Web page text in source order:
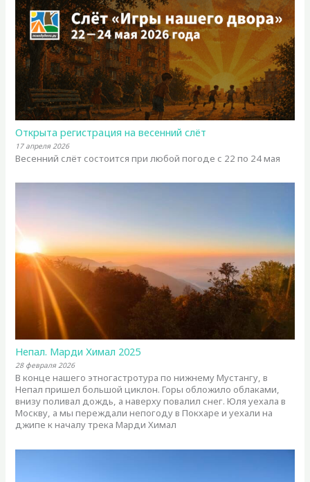
Открыта регистрация на весенний слёт
17 апреля 2026
Весенний слёт состоится при любой погоде с 22 по 24 мая
Непал. Марди Химал 2025
28 февраля 2026
В конце нашего этногастротура по нижнему Мустангу, в
Непал пришел большой циклон. Горы обложило облаками,
внизу поливал дождь, а наверху повалил снег. Юля уехала в
Москву, а мы переждали непогоду в Покхаре и уехали на
джипе к началу трека Марди Химал